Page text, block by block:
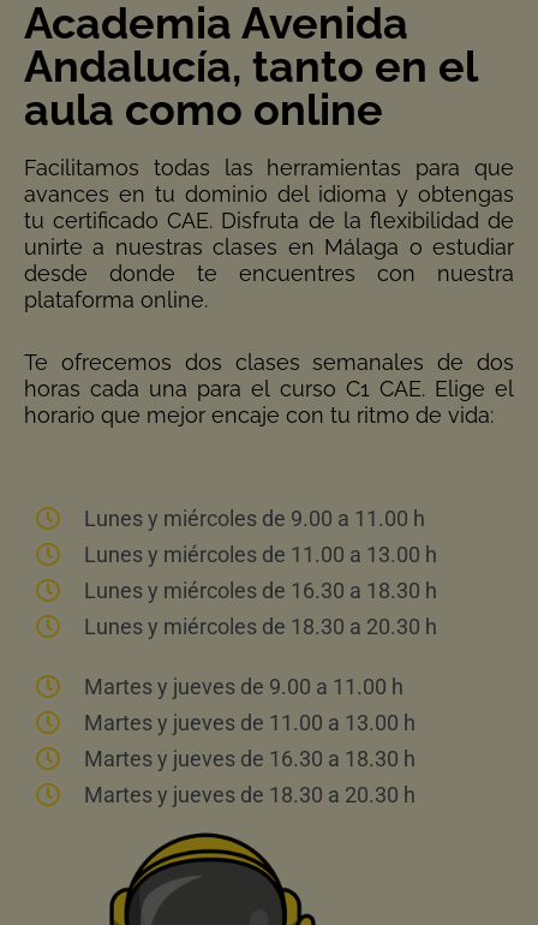
Academia Avenida
Andalucía, tanto en el
aula como online
Facilitamos todas las herramientas para que
avances en tu dominio del idioma y obtengas
tu certificado CAE. Disfruta de la flexibilidad de
unirte a nuestras clases en Málaga o estudiar
desde donde te encuentres con nuestra
plataforma online.
Te ofrecemos dos clases semanales de dos
horas cada una para el curso C1 CAE. Elige el
horario que mejor encaje con tu ritmo de vida:
Lunes y miércoles de 9.00 a 11.00 h
Lunes y miércoles de 11.00 a 13.00 h
Lunes y miércoles de 16.30 a 18.30 h
Lunes y miércoles de 18.30 a 20.30 h
Martes y jueves de 9.00 a 11.00 h
Martes y jueves de 11.00 a 13.00 h
Martes y jueves de 16.30 a 18.30 h
Martes y jueves de 18.30 a 20.30 h